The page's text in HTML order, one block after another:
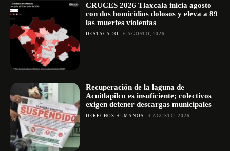
CRUCES 2026 Tlaxcala inicia agosto
con dos homicidios dolosos y eleva a 89
las muertes violentas
DESTACADO 6 AGOSTO, 2026
Recuperación de la laguna de
Acuitlapilco es insuficiente; colectivos
exigen detener descargas municipales
DERECHOS HUMANOS 4 AGOSTO, 2026